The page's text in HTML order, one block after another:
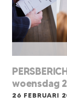
video’s sprongen er
ik hier de Top
daaronder 2
maakten,
Misschien zit
vandaag kunt
woensdag
26 FEBRUARI